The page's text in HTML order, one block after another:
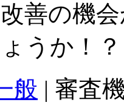
善の機
うか！？
般 | 審査